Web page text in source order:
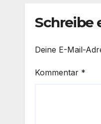
Schreibe
Deine E-Mail-
Kommentar *